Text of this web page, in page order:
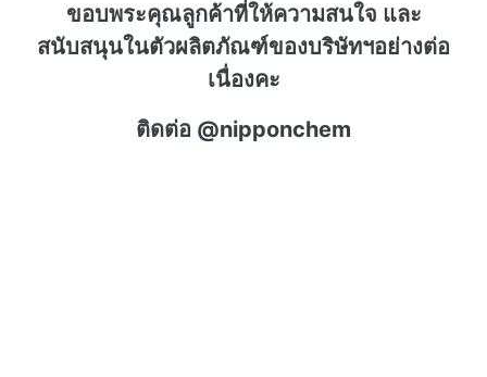
ขอบพระคุณลูกค้าที่ให้ความสนใจ และ
สนับสนุนในตัวผลิตภัณฑ์ของบริษัทฯอย่างต่อ
เนื่องคะ
ติดต่อ @nipponchem